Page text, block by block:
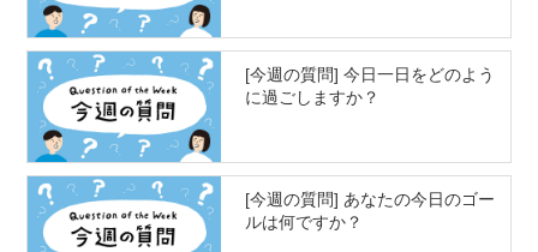
[今週の質問] 今日一日をどのよう
に過ごしますか？
[今週の質問] あなたの今日のゴー
ルは何ですか？